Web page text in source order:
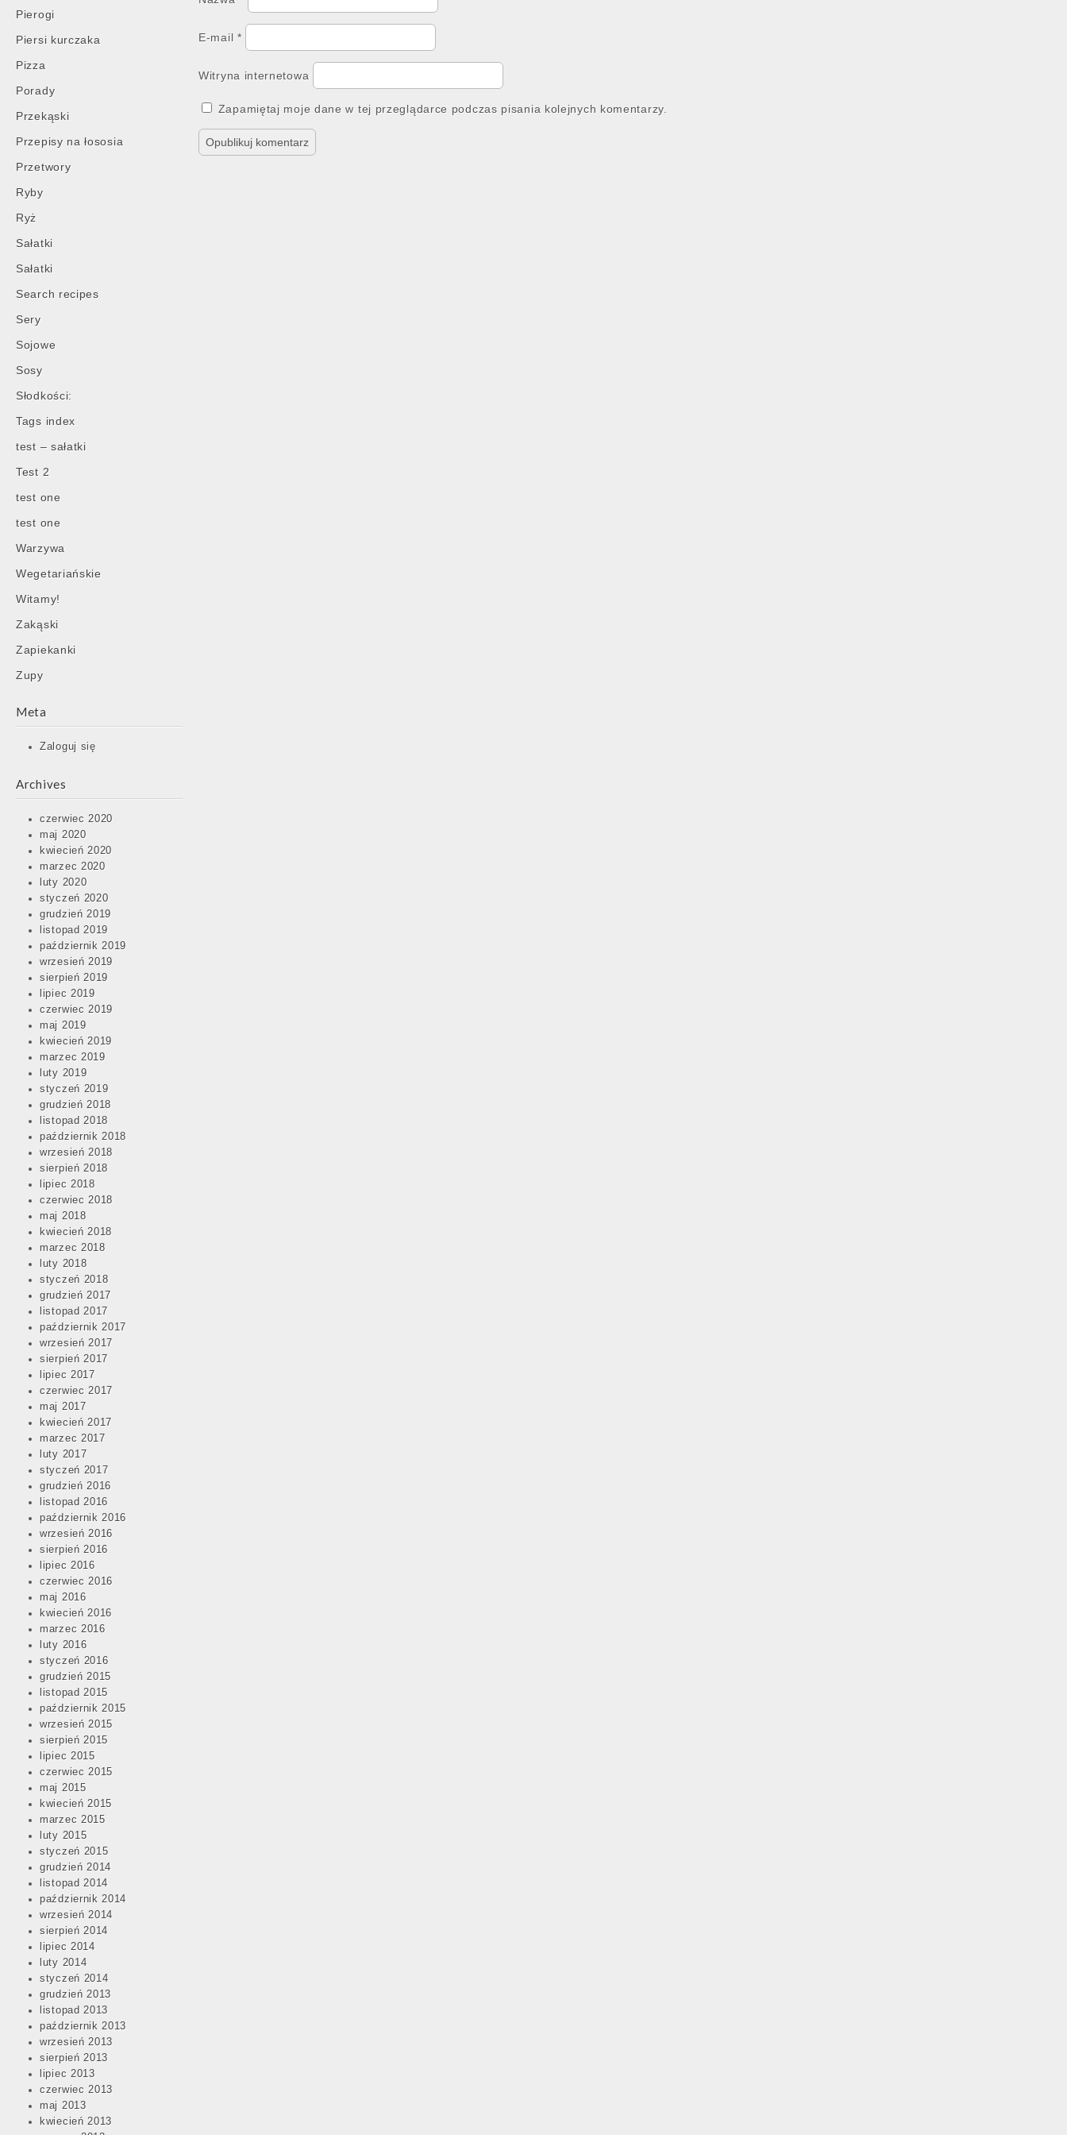
Pierogi
Piersi kurczaka
Pizza
Porady
Przekąski
Przepisy na łososia
Przetwory
Ryby
Ryż
Sałatki
Sałatki
Search recipes
Sery
Sojowe
Sosy
Słodkości:
Tags index
test – sałatki
Test 2
test one
test one
Warzywa
Wegetariańskie
Witamy!
Zakąski
Zapiekanki
Zupy
Meta
Zaloguj się
Archives
czerwiec 2020
maj 2020
kwiecień 2020
marzec 2020
luty 2020
styczeń 2020
grudzień 2019
listopad 2019
październik 2019
wrzesień 2019
sierpień 2019
lipiec 2019
czerwiec 2019
maj 2019
kwiecień 2019
marzec 2019
luty 2019
styczeń 2019
grudzień 2018
listopad 2018
październik 2018
wrzesień 2018
sierpień 2018
lipiec 2018
czerwiec 2018
maj 2018
kwiecień 2018
marzec 2018
luty 2018
styczeń 2018
grudzień 2017
listopad 2017
październik 2017
wrzesień 2017
sierpień 2017
lipiec 2017
czerwiec 2017
maj 2017
kwiecień 2017
marzec 2017
luty 2017
styczeń 2017
grudzień 2016
listopad 2016
październik 2016
wrzesień 2016
sierpień 2016
lipiec 2016
czerwiec 2016
maj 2016
kwiecień 2016
marzec 2016
luty 2016
styczeń 2016
grudzień 2015
listopad 2015
październik 2015
wrzesień 2015
sierpień 2015
lipiec 2015
czerwiec 2015
maj 2015
kwiecień 2015
marzec 2015
luty 2015
styczeń 2015
grudzień 2014
listopad 2014
październik 2014
wrzesień 2014
sierpień 2014
lipiec 2014
luty 2014
styczeń 2014
grudzień 2013
listopad 2013
październik 2013
wrzesień 2013
sierpień 2013
lipiec 2013
czerwiec 2013
maj 2013
kwiecień 2013
E-mail *
Witryna internetowa
Zapamiętaj moje dane w tej przeglądarce podczas pisania kolejnych komentarzy.